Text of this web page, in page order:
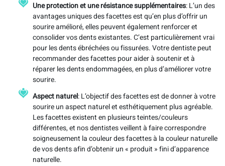
Une protection et une résistance supplémentaires: L’un des
avantages uniques des facettes est qu’en plus d’offrir un
sourire amélioré, elles peuvent également renforcer et
consolider vos dents existantes. C’est particulièrement vrai
pour les dents ébréchées ou fissurées. Votre dentiste peut
recommander des facettes pour aider à soutenir et à
réparer les dents endommagées, en plus d’améliorer votre
sourire.
Aspect naturel: L’objectif des facettes est de donner à votre
sourire un aspect naturel et esthétiquement plus agréable.
Les facettes existent en plusieurs teintes/couleurs
différentes, et nos dentistes veillent à faire correspondre
soigneusement la couleur des facettes à la couleur naturelle
de vos dents afin d’obtenir un « produit » fini d’apparence
naturelle.